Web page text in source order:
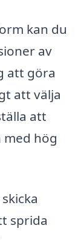
kan du
av
att göra
att välja
att
hög
sprida